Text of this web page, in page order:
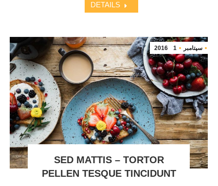
DETAILS
سپتامبر 1
2016
SED MATTIS – TORTOR
PELLEN TESQUE TINCIDUNT